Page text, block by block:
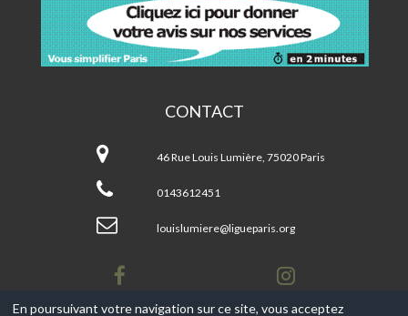
CONTACT
Louis
Lumière
Paris
20ème
46 Rue Louis Lumière, 75020 Paris
0143612451
louislumiere@ligueparis.org
En poursuivant votre navigation sur ce site, vous acceptez